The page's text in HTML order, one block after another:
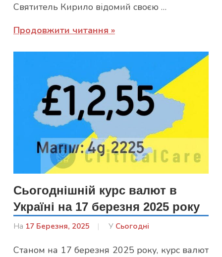
Святитель Кирило відомий своєю …
Продовжити читання
Сьогоднішній курс валют в
Україні на 17 березня 2025 року
На 17 Березня, 2025
Від
У Сьогодні
Станом на 17 березня 2025 року, курс валют